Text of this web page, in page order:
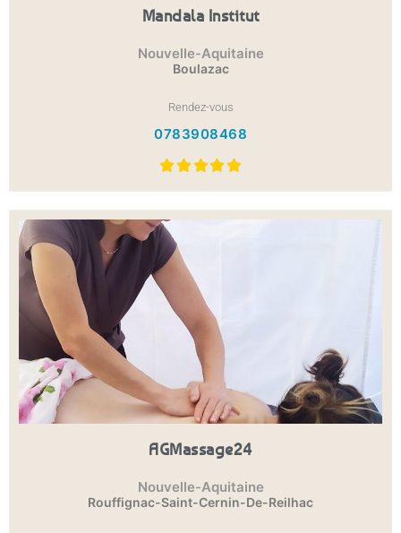
Mandala Institut
Nouvelle-Aquitaine
Boulazac
Rendez-vous
0783908468
AGMassage24
Nouvelle-Aquitaine
Rouffignac-Saint-Cernin-De-Reilhac